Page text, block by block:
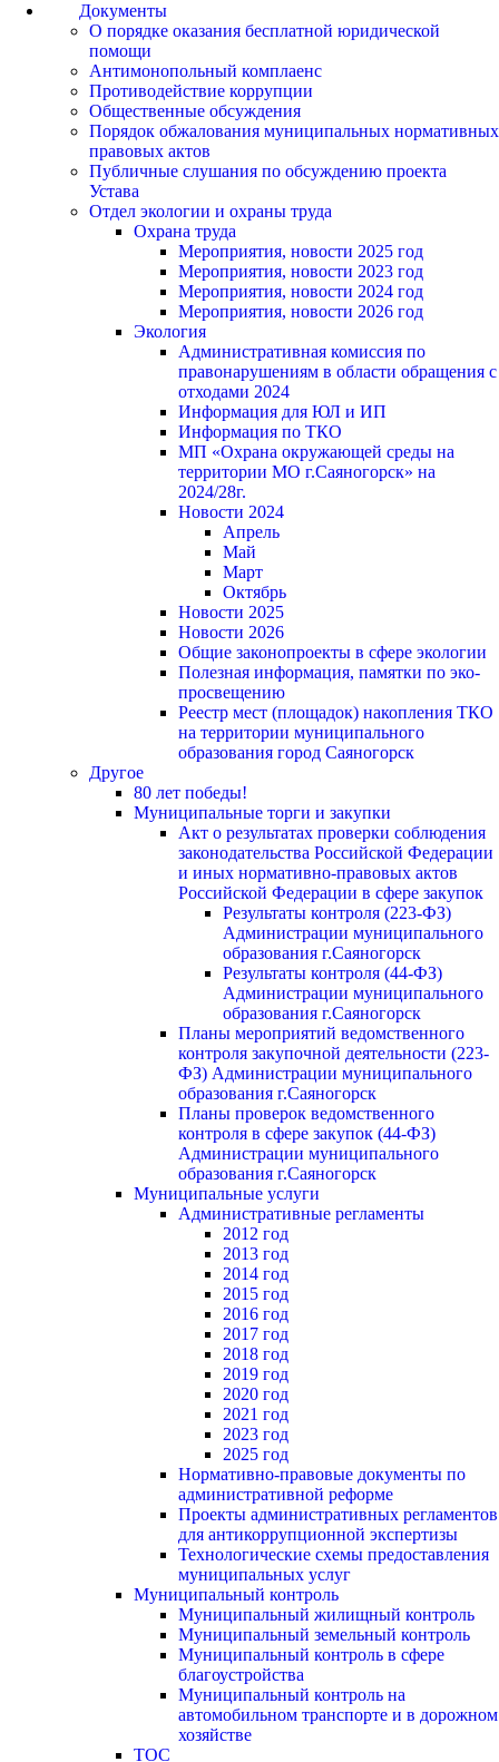
Документы
О порядке оказания бесплатной юридической
помощи
Антимонопольный комплаенс
Противодействие коррупции
Общественные обсуждения
Порядок обжалования муниципальных нормативных
правовых актов
Публичные слушания по обсуждению проекта
Устава
Отдел экологии и охраны труда
Охрана труда
Мероприятия, новости 2025 год
Мероприятия, новости 2023 год
Мероприятия, новости 2024 год
Мероприятия, новости 2026 год
Экология
Административная комиссия по
правонарушениям в области обращения с
отходами 2024
Информация для ЮЛ и ИП
Информация по ТКО
МП «Охрана окружающей среды на
территории МО г.Саяногорск» на
2024/28г.
Новости 2024
Апрель
Май
Март
Октябрь
Новости 2025
Новости 2026
Общие законопроекты в сфере экологии
Полезная информация, памятки по эко-
просвещению
Реестр мест (площадок) накопления ТКО
на территории муниципального
образования город Саяногорск
Другое
80 лет победы!
Муниципальные торги и закупки
Акт о результатах проверки соблюдения
законодательства Российской Федерации
и иных нормативно-правовых актов
Российской Федерации в сфере закупок
Результаты контроля (223-ФЗ)
Администрации муниципального
образования г.Саяногорск
Результаты контроля (44-ФЗ)
Администрации муниципального
образования г.Саяногорск
Планы мероприятий ведомственного
контроля закупочной деятельности (223-
ФЗ) Администрации муниципального
образования г.Саяногорск
Планы проверок ведомственного
контроля в сфере закупок (44-ФЗ)
Администрации муниципального
образования г.Саяногорск
Муниципальные услуги
Административные регламенты
2012 год
2013 год
2014 год
2015 год
2016 год
2017 год
2018 год
2019 год
2020 год
2021 год
2023 год
2025 год
Нормативно-правовые документы по
административной реформе
Проекты административных регламентов
для антикоррупционной экспертизы
Технологические схемы предоставления
муниципальных услуг
Муниципальный контроль
Муниципальный жилищный контроль
Муниципальный земельный контроль
Муниципальный контроль в сфере
благоустройства
Муниципальный контроль на
автомобильном транспорте и в дорожном
хозяйстве
ТОС